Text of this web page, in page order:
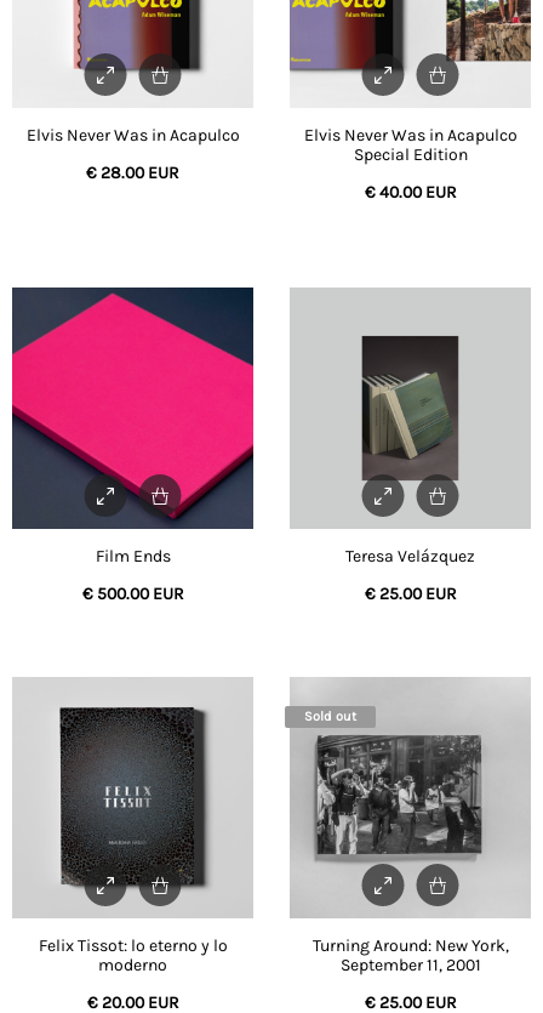
Elvis Never Was in Acapulco
€28.00 EUR
Elvis Never Was in Acapulco
Special Edition
€40.00 EUR
Film Ends
€500.00 EUR
Teresa Velázquez
€25.00 EUR
Felix Tissot: lo eterno y lo
moderno
€20.00 EUR
Sold out
Turning Around: New York,
September 11, 2001
€25.00 EUR